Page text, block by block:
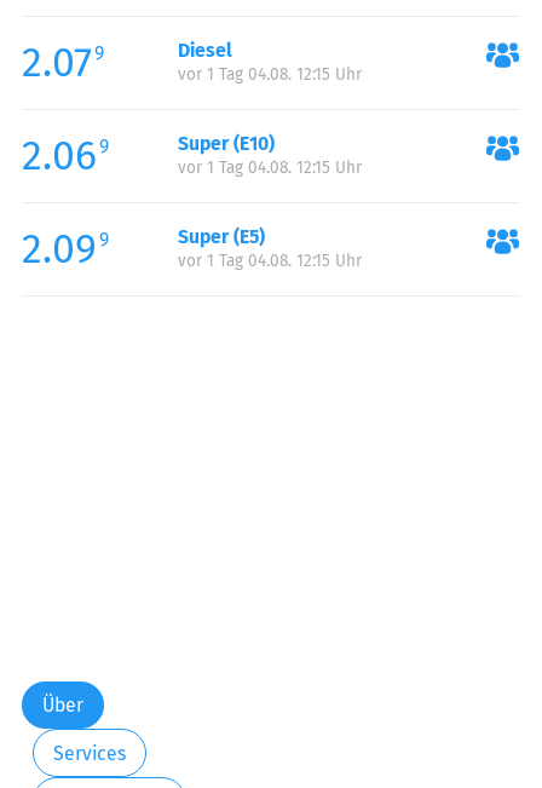
Mittwoch:
00:00-24:00
Donnerstag:
Samstag:
00:00-24:00
Sonntag:
2.079 Diesel
vor 1 Tag 04.08. 12:15 Uhr
2.069 Super (E10)
vor 1 Tag 04.08. 12:15 Uhr
2.09 9 Super (E5)
vor 1 Tag 04.08. 12:15 Uhr
Über
Services